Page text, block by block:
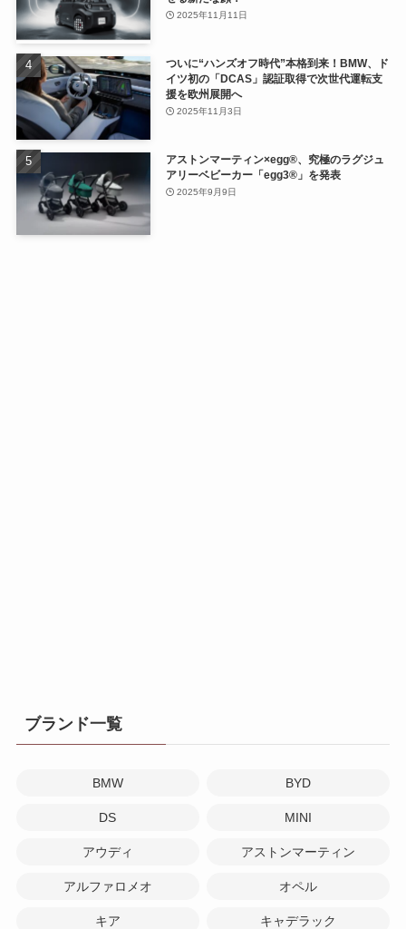
2025年11月11日
ついに“ハンズオフ時代”本格到来！BMW、ド
イツ初の「DCAS」認証取得で次世代運転支
援を欧州展開へ
2025年11月3日
アストンマーティン×egg®、究極のラグジュ
アリーベビーカー「egg3®」を発表
2025年9月9日
ブランド一覧
BMW BYD
DS MINI
アウディ アストンマーティン
アルファロメオ オペル
キア キャデラック